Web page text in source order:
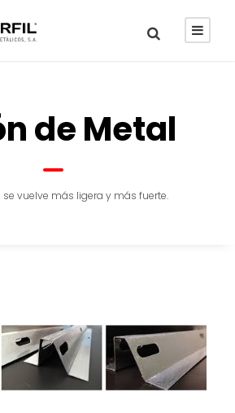
de Metal
se vuelve más ligera y más fuerte.